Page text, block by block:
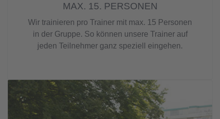
MAX. 15. PERSONEN
Wir trainieren pro Trainer mit max. 15 Personen
in der Gruppe. So können unsere Trainer auf
jeden Teilnehmer ganz speziell eingehen.